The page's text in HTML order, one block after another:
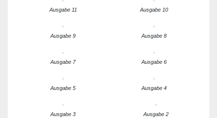
Ausgabe 11 Ausgabe 10
Ausgabe 9 Ausgabe 8
Ausgabe 7 Ausgabe 6
Ausgabe 5 Ausgabe 4
Ausgabe 3 Ausgabe 2